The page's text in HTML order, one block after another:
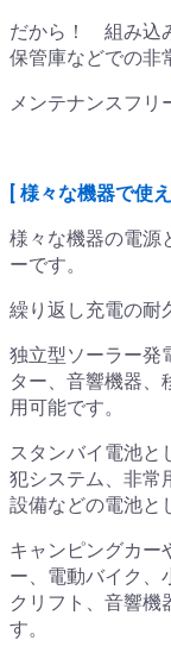
だから！ 組み込
保管庫などでの非
メンテナンスフリ
[ 様々な機器で使
様々な機器の電源
ーです。
繰り返し充電の耐
独立型ソーラー発
ター、音響機器、
用可能です。
スタンバイ電池と
犯システム、非常
設備などの電池と
キャンピングカー
ー、電動バイク、
クリフト、音響
す。